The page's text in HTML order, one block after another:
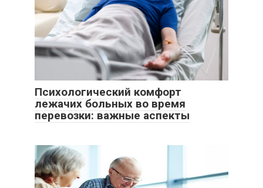
Психологический комфорт
лежачих больных во время
перевозки: важные аспекты